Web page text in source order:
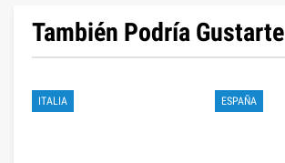
También Podría Gustarte
ITALIA ESPAÑA